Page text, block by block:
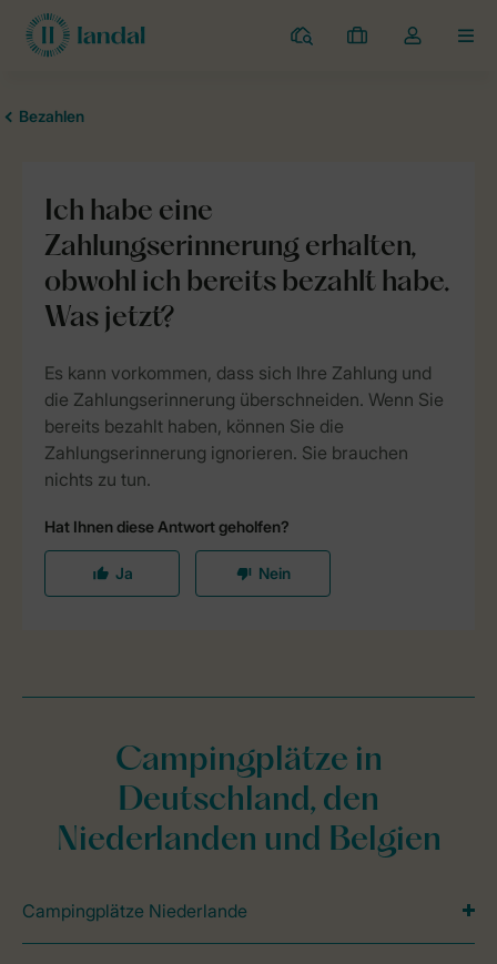
Campingplätze
Meine
Dropdown-
Campingplätze in
Deutschland, den
Niederlanden und Belgien
Campingplätze Niederlande